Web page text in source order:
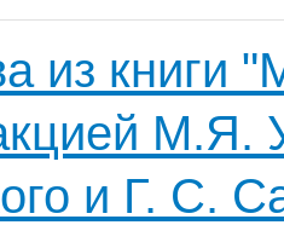
из книги
и Г. С.